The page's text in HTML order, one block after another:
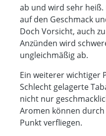
ab und wird sehr
auf den Geschmack
Doch Vorsicht, auch
Anzünden wird
ungleichmäßig ab.
Ein weiterer wichtiger
Schlecht gelagerte
nicht nur
Aromen können
Punkt verfliegen.